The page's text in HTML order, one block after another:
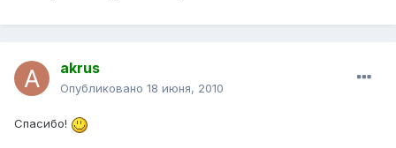
akrus
Опубликовано 18 июня, 2010
Спасибо!